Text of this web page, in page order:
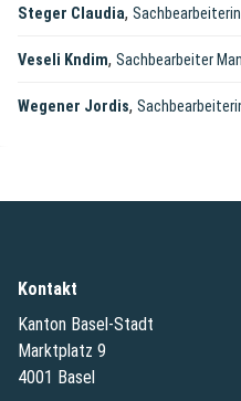
Steger Claudia,
Veseli Kndim, Sachbearbeiter
Wegener Jordis,
Kontakt
Kanton Basel-Stadt
Marktplatz 9
4001 Basel